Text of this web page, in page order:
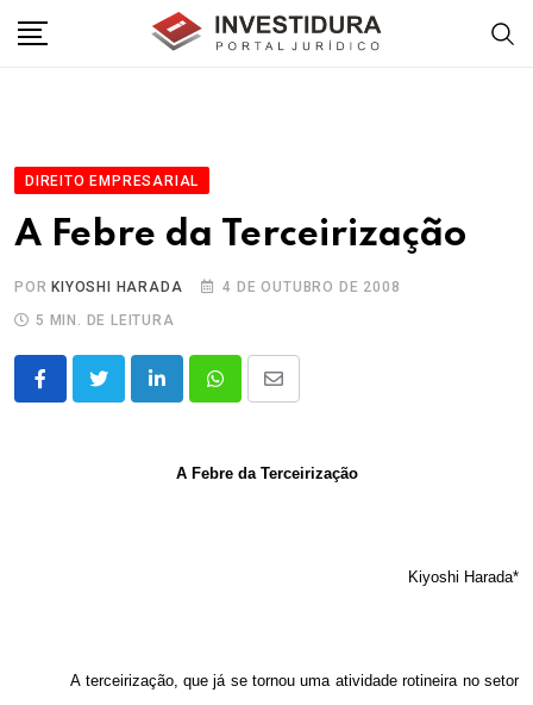
DIREITO EMPRESARIAL
A Febre da Terceirização
POR KIYOSHI HARADA
4 DE OUTUBRO DE 2008
5 MIN. DE LEITURA
LinkedInWhatsappShare
A Febre da Terceirização
Kiyoshi Harada*
A terceirização, que já se tornou uma atividade rotineira no setor